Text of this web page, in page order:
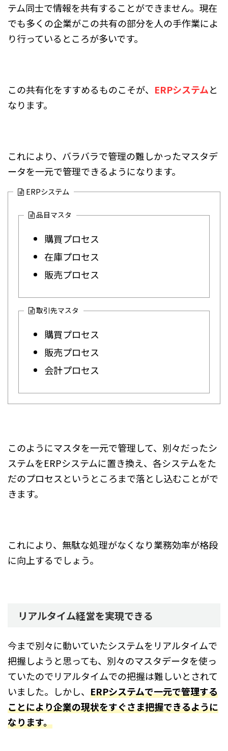
テム同士で情報を共有することができません。現在
でも多くの企業がこの共有の部分を人の手作業によ
り行っているところが多いです。
この共有化をすすめるものこそが、 ERPシステムと
なります。
これにより、バラバラで管理の難しかったマスタデ
ータを一元で管理できるようになります。
ERPシステム
品目マスタ
購買プロセス
在庫プロセス
販売プロセス
取引先マスタ
購買プロセス
販売プロセス
会計プロセス
このようにマスタを一元で管理して、別々だったシ
ステムをERPシステムに置き換え、各システムをた
だのプロセスというところまで落とし込むことがで
きます。
これにより、無駄な処理がなくなり業務効率が格段
に向上するでしょう。
リアルタイム経営を実現できる
今まで別々に動いていたシステムをリアルタイムで
把握しようと思っても、別々のマスタデータを使っ
ていたのでリアルタイムでの把握は難しいとされて
いました。しかし、 ERPシステムで一元で管理する
ことにより企業の現状をすぐさま把握できるように
なります。